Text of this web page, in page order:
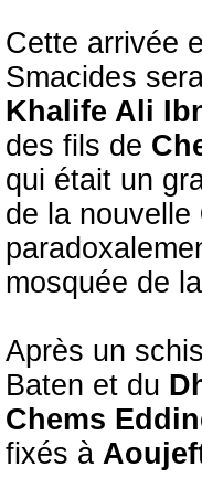
Cette arrivée
Smacides
Khalife Ali
des fils de
qui était un
de la nouvelle
mosquée de
Après un
Baten et du
Chems
fixés à